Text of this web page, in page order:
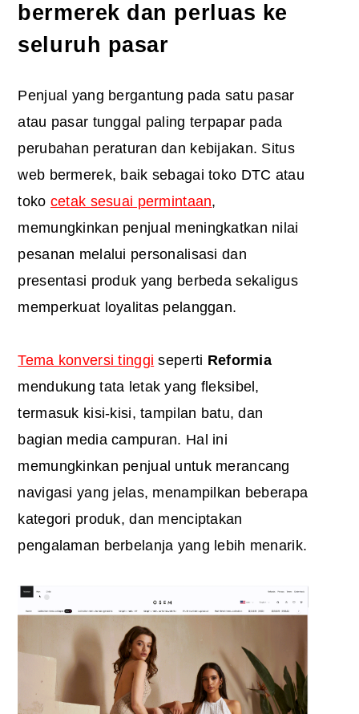
bermerek dan perluas ke
seluruh pasar
Penjual yang bergantung pada satu pasar
atau pasar tunggal paling terpapar pada
perubahan peraturan dan kebijakan. Situs
web bermerek, baik sebagai toko DTC atau
toko cetak sesuai permintaan,
memungkinkan penjual meningkatkan nilai
pesanan melalui personalisasi dan
presentasi produk yang berbeda sekaligus
memperkuat loyalitas pelanggan.
Tema konversi tinggi seperti Reformia
mendukung tata letak yang fleksibel,
termasuk kisi-kisi, tampilan batu, dan
bagian media campuran. Hal ini
memungkinkan penjual untuk merancang
navigasi yang jelas, menampilkan beberapa
kategori produk, dan menciptakan
pengalaman berbelanja yang lebih menarik.